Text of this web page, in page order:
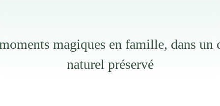
magiques en famille, dans un
naturel préservé